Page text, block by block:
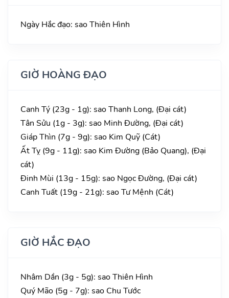
Ngày Hắc đạo: sao Thiên Hình
GIỜ HOÀNG ĐẠO
Canh Tý (23g - 1g): sao Thanh Long, (Đại cát)
Tân Sửu (1g - 3g): sao Minh Đường, (Đại cát)
Giáp Thìn (7g - 9g): sao Kim Quỹ (Cát)
Ất Tỵ (9g - 11g): sao Kim Đường (Bảo Quang), (Đại
cát)
Đinh Mùi (13g - 15g): sao Ngọc Đường, (Đại cát)
Canh Tuất (19g - 21g): sao Tư Mệnh (Cát)
GIỜ HẮC ĐẠO
Nhâm Dần (3g - 5g): sao Thiên Hình
Quý Mão (5g - 7g): sao Chu Tước